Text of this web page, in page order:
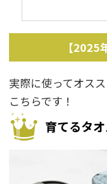
【2025
実際に使ってオス
こちらです！
育てるタ